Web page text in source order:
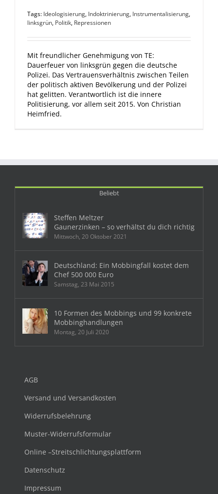
Tags: Ideologisierung, Indoktrinierung, Instrumentalisierung,
linksgrün, Politik, Repressionen
Mit freundlicher Genehmigung von TE:
Dauerfeuer von linksgrün gegen die deutsche
Polizei. Das Vertrauensverhältnis zwischen Teilen
der politisch aktiven Bevölkerung und der Polizei
hat gelitten. Verantwortlich ist die innere
Politisierung, vor allem seit 2015. Von Christian
Heimfried.
Beliebt
Steffen Meltzer
Gaunerzinken – so verhältst du dich richtig
Mittwoch, 20 Oktober 2021
Deutschland: Ein Mobbingfall kostet dem
Chef 500 000 Euro
Samstag, 23 Mai 2015
10 Formen des Mobbings und 99 konkrete
Mobbinghandlungen
Montag, 20 Juli 2020
AGB
Versand und Versandkosten
Widerrufsbelehrung
Muster-Widerrufsformular
Online –Streitschlichtungsplattform
Datenschutz
Impressum